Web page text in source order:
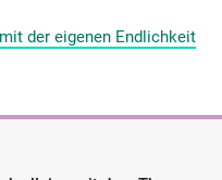
der eigenen Endlichkeit